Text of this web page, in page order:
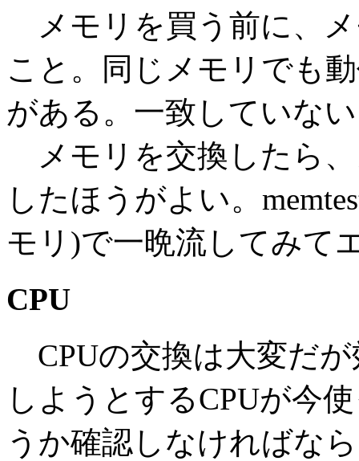
メモリを買う前に、
こと。同じメモリでも
がある。一致していな
メモリを交換したら
したほうがよい。
モリ)で一晩流してみて
CPU
CPUの交換は大変だ
しようとするCPUが今
うか確認しなければな